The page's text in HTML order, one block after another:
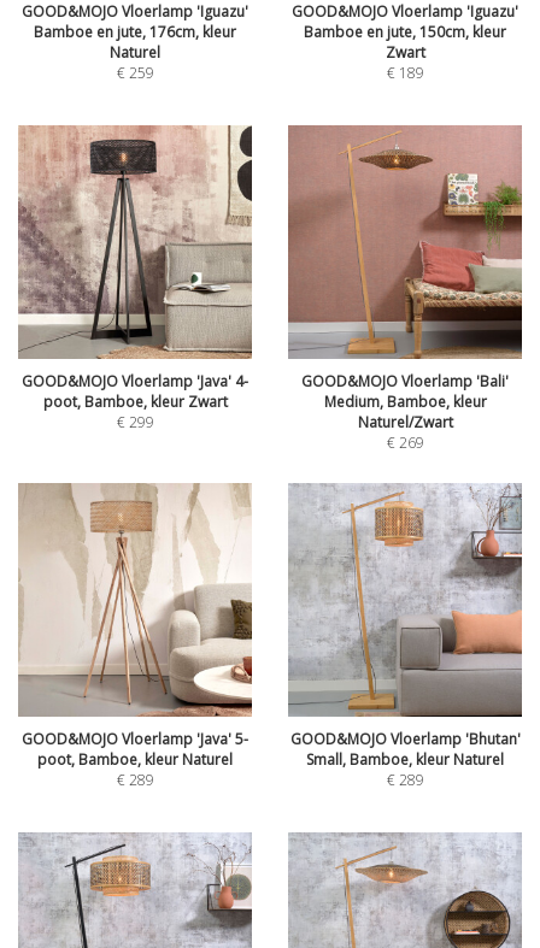
GOOD&MOJO Vloerlamp 'Iguazu'
Bamboe en jute, 176cm, kleur
Naturel
€259
GOOD&MOJO Vloerlamp 'Iguazu'
Bamboe en jute, 150cm, kleur
Zwart
€ 189
GOOD&MOJO Vloerlamp 'Java' 4-
poot, Bamboe, kleur Zwart
€299
GOOD&MOJO Vloerlamp 'Bali'
Medium, Bamboe, kleur
Naturel/Zwart
€269
GOOD&MOJO Vloerlamp 'Java' 5-
poot, Bamboe, kleur Naturel
€289
GOOD&MOJO Vloerlamp 'Bhutan'
Small, Bamboe, kleur Naturel
€289